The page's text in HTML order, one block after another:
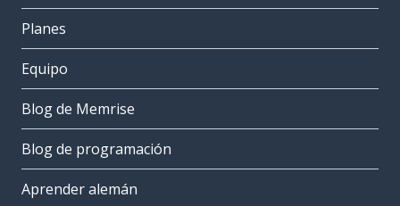
Planes
Equipo
Blog de Memrise
Blog de programación
Aprender alemán